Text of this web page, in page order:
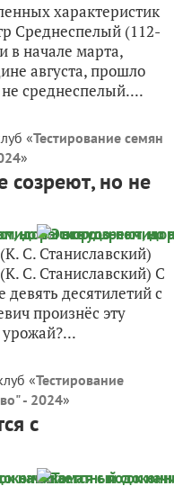
характеристик
Среднеспелый (112-
в начале марта,
августа, прошло
среднеспелый....
«Тестирование семян
»
созреют, но не
С. Станиславский)
С. Станиславский) С
десятилетий с
произнёс эту
урожай?...
«Тестирование
- 2024»
с